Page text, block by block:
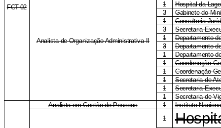
FCT-02
Analista de Organização Administrativa II
1
Hospital da
3
Gabinete do
1
Consultoria
3
Secretaria
1
Departamento
3
Departamento
1
Departamento
1
Coordenação-
1
Coordenação-
1
Secretaria de
1
Secretaria-
1
Secretaria de
Analista em Gestão de Pessoas 1 Instituto
1